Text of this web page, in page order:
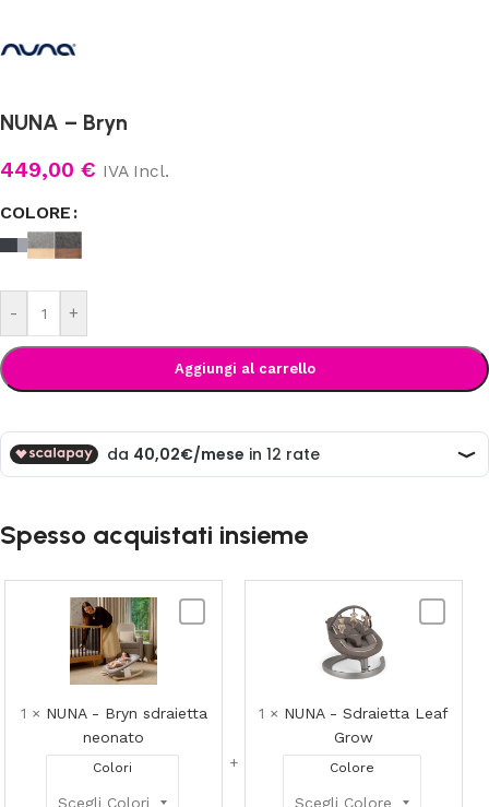
NUNA – Bryn
449,00 € IVA Incl.
COLORE
- +
Aggiungi al carrello
Spesso acquistati insieme
neonato
1 × NUNA - Bryn sdraietta
neonato
Colori
Grow
1 × NUNA - Sdraietta Leaf
Grow
Colore